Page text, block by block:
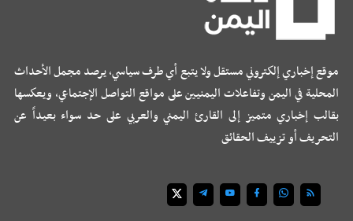
موقع إخباري إلكتروني مستقل ولا يتبع أي طرف سياسي، يرصد مجمل الأحداث
المحلية في اليمن وتفاعلات اليمنيين على مواقع التواصل الإجتماعي، ويعكسها
بقالب إخباري متميز إلى القارئ اليمني والعربي على حد سواء بعيداً عن
التحريف أو تزييف الحقائق